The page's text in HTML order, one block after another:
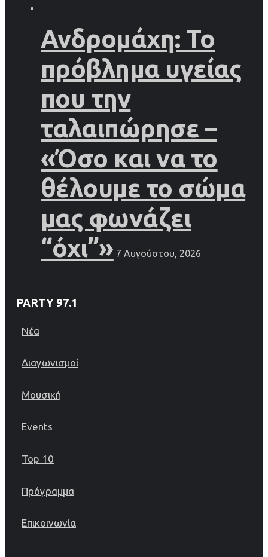
Ανδρομάχη: Το
πρόβλημα υγείας
που την
ταλαιπώρησε –
«Όσο και να το
θέλουμε το σώμα
μας φωνάζει
“όχι”» 7 Αυγούστου, 2026
PARTY 97.1
Νέα
Διαγωνισμοί
Μουσική
Events
Top 10
Πρόγραμμα
Επικοινωνία